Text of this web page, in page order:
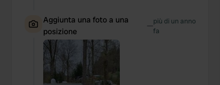
Aggiunta una foto a una
posizione
—più di un anno
fa